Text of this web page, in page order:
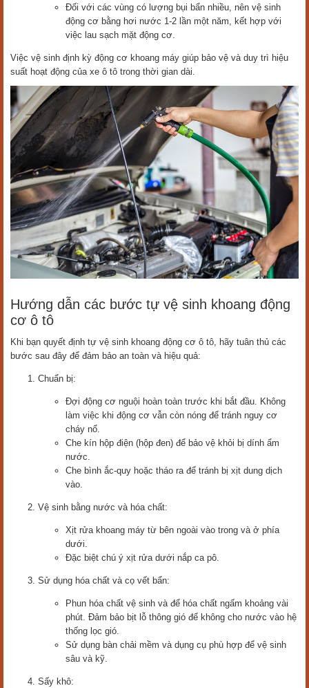
Đối với các vùng có lượng bụi bẩn nhiều, nên vệ sinh
động cơ bằng hơi nước 1-2 lần một năm, kết hợp với
việc lau sạch mặt động cơ.
Việc vệ sinh định kỳ động cơ khoang máy giúp bảo vệ và duy trì hiệu
suất hoạt động của xe ô tô trong thời gian dài.
Hướng dẫn các bước tự vệ sinh khoang động
cơ ô tô
Khi bạn quyết định tự vệ sinh khoang động cơ ô tô, hãy tuân thủ các
bước sau đây để đảm bảo an toàn và hiệu quả:
Chuẩn bị:
Đợi động cơ nguội hoàn toàn trước khi bắt đầu. Không
làm việc khi động cơ vẫn còn nóng để tránh nguy cơ
cháy nổ.
Che kín hộp điện (hộp đen) để bảo vệ khỏi bị dính ẩm
nước.
Che bình ắc-quy hoặc tháo ra để tránh bị xịt dung dịch
vào.
Vệ sinh bằng nước và hóa chất:
Xịt rửa khoang máy từ bên ngoài vào trong và ở phía
dưới.
Đặc biệt chú ý xịt rửa dưới nắp ca pô.
Sử dụng hóa chất và cọ vết bẩn:
Phun hóa chất vệ sinh và để hóa chất ngấm khoảng vài
phút. Đảm bảo bịt lỗ thông gió để không cho nước vào hệ
thống lọc gió.
Sử dụng bàn chải mềm và dụng cụ phù hợp để vệ sinh
sâu và kỹ.
Sấy khô: